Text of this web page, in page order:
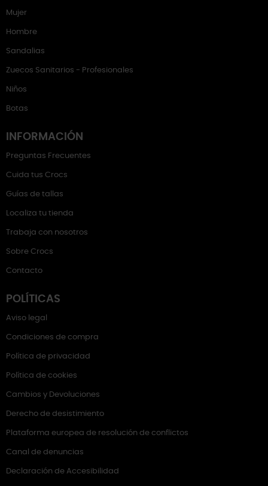
Mujer
Hombre
Sandalias
Zuecos Sanitarios - Profesionales
Niños
Botas
INFORMACIÓN
Preguntas Frecuentes
Cuida tus Crocs
Guías de tallas
Localiza tu tienda
Trabaja con nosotros
Sobre Crocs
Contacto
POLÍTICAS
Aviso legal
Condiciones de compra
Política de privacidad
Política de cookies
Cambios y Devoluciones
Derecho de desistimiento
Plataforma europea de resolución de conflictos
Canal de denuncias
Declaración de Accesibilidad